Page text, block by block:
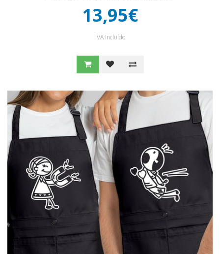
13,95€
IVA Incluído